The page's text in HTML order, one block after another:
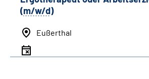
(m/w/d)
Eußerthal